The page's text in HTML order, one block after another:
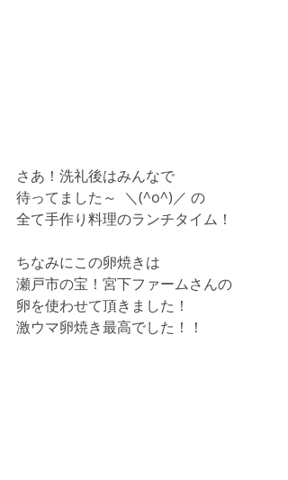
さあ！洗礼後はみんなで
待ってました～  ＼(^o^)／ の
全て手作り料理のランチタイム！
ちなみにこの卵焼きは
瀬戸市の宝！宮下ファームさんの
卵を使わせて頂きました！
激ウマ卵焼き最高でした！！